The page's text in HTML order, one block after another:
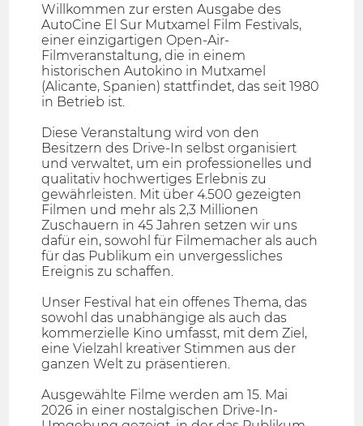
Willkommen zur ersten Ausgabe des
AutoCine El Sur Mutxamel Film Festivals,
einer einzigartigen Open-Air-
Filmveranstaltung, die in einem
historischen Autokino in Mutxamel
(Alicante, Spanien) stattfindet, das seit 1980
in Betrieb ist.
Diese Veranstaltung wird von den
Besitzern des Drive-In selbst organisiert
und verwaltet, um ein professionelles und
qualitativ hochwertiges Erlebnis zu
gewährleisten. Mit über 4.500 gezeigten
Filmen und mehr als 2,3 Millionen
Zuschauern in 45 Jahren setzen wir uns
dafür ein, sowohl für Filmemacher als auch
für das Publikum ein unvergessliches
Ereignis zu schaffen.
Unser Festival hat ein offenes Thema, das
sowohl das unabhängige als auch das
kommerzielle Kino umfasst, mit dem Ziel,
eine Vielzahl kreativer Stimmen aus der
ganzen Welt zu präsentieren.
Ausgewählte Filme werden am 15. Mai
2026 in einer nostalgischen Drive-In-